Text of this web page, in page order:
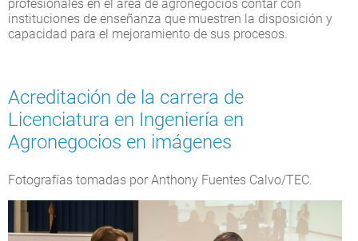
profesionales en el área de agronegocios contar con
instituciones de enseñanza que muestren la disposición y
capacidad para el mejoramiento de sus procesos.
Acreditación de la carrera de
Licenciatura en Ingeniería en
Agronegocios en imágenes
Fotografías tomadas por Anthony Fuentes Calvo/TEC.